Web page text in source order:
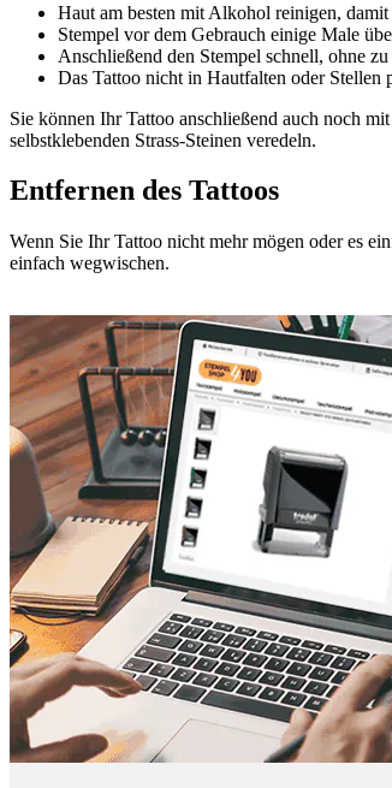
Haut am besten mit Alkohol reinigen,
Stempel vor dem Gebrauch einige Male
Anschließend den Stempel schnell, ohne
Das Tattoo nicht in Hautfalten oder
Sie können Ihr Tattoo anschließend auch noch
selbstklebenden Strass-Steinen veredeln.
Entfernen des Tattoos
Wenn Sie Ihr Tattoo nicht mehr mögen oder es
einfach wegwischen.